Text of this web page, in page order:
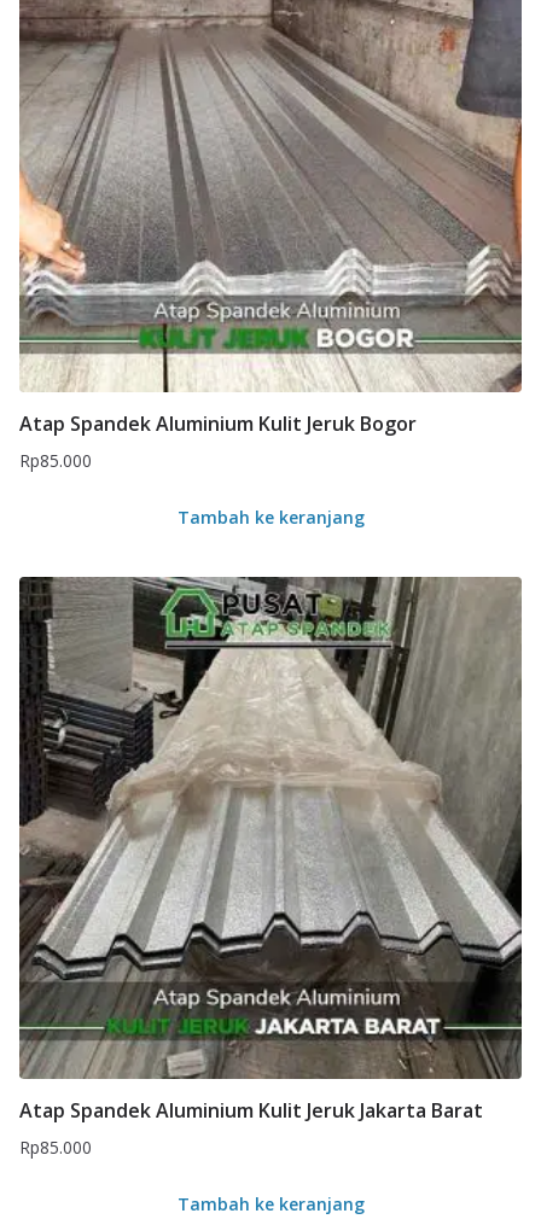
Atap Spandek Aluminium Kulit Jeruk Bogor
Rp85.000
Tambah ke keranjang
Atap Spandek Aluminium Kulit Jeruk Jakarta Barat
Rp85.000
Tambah ke keranjang